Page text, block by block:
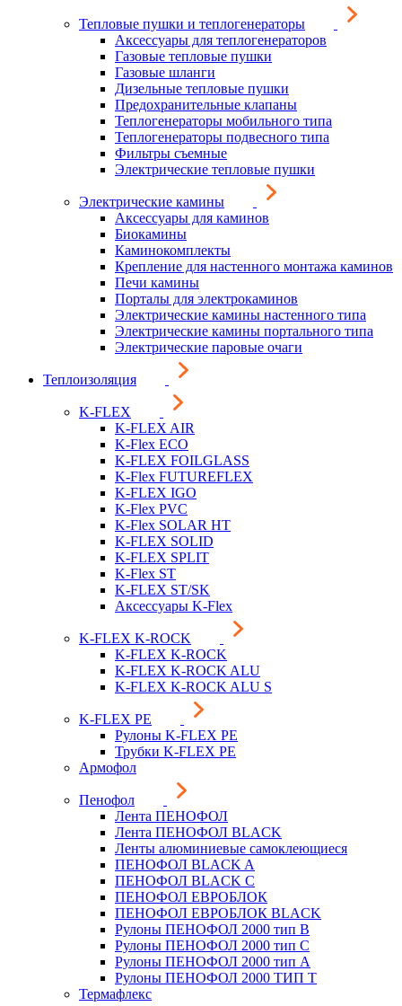
Тепловые пушки и теплогенераторы
Аксессуары для теплогенераторов
Газовые тепловые пушки
Газовые шланги
Дизельные тепловые пушки
Предохранительные клапаны
Теплогенераторы мобильного типа
Теплогенераторы подвесного типа
Фильтры съемные
Электрические тепловые пушки
Электрические камины
Аксессуары для каминов
Биокамины
Каминокомплекты
Крепление для настенного монтажа каминов
Печи камины
Порталы для электрокаминов
Электрические камины настенного типа
Электрические камины портального типа
Электрические паровые очаги
Теплоизоляция
K-FLEX
K-FLEX AIR
K-Flex ECO
K-FLEX FOILGLASS
K-Flex FUTUREFLEX
K-FLEX IGO
K-Flex PVC
K-Flex SOLAR HT
K-FLEX SOLID
K-FLEX SPLIT
K-Flex ST
K-FLEX ST/SK
Аксессуары K-Flex
K-FLEX K-ROCK
K-FLEX K-ROCK
K-FLEX K-ROCK ALU
K-FLEX K-ROCK ALU S
K-FLEX PE
Рулоны K-FLEX PE
Трубки K-FLEX PE
Армофол
Пенофол
Лента ПЕНОФОЛ
Лента ПЕНОФОЛ BLACK
Ленты алюминиевые самоклеющиеся
ПЕНОФОЛ BLACK A
ПЕНОФОЛ BLACK С
ПЕНОФОЛ ЕВРОБЛОК
ПЕНОФОЛ ЕВРОБЛОК BLACK
Рулоны ПЕНОФОЛ 2000 тип B
Рулоны ПЕНОФОЛ 2000 тип C
Рулоны ПЕНОФОЛ 2000 тип А
Рулоны ПЕНОФОЛ 2000 ТИП Т
Термафлекс